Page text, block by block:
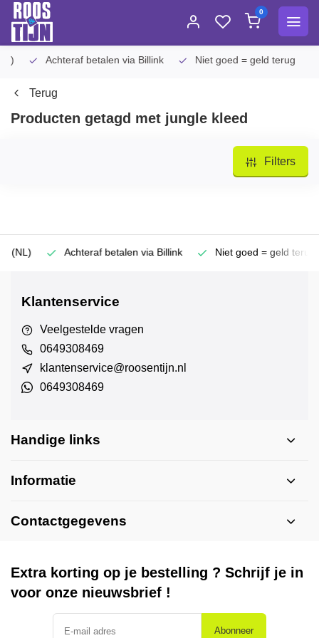
0
Achteraf betalen via Billink Niet goed = geld terug
Terug
Producten getagd met jungle kleed
Filters
Achteraf betalen via Billink Niet goed = geld terug
Klantenservice
Veelgestelde vragen
0649308469
klantenservice@roosentijn.nl
0649308469
Handige links
Informatie
Contactgegevens
Extra korting op je bestelling ? Schrijf je in
voor onze nieuwsbrief !
Abonneer